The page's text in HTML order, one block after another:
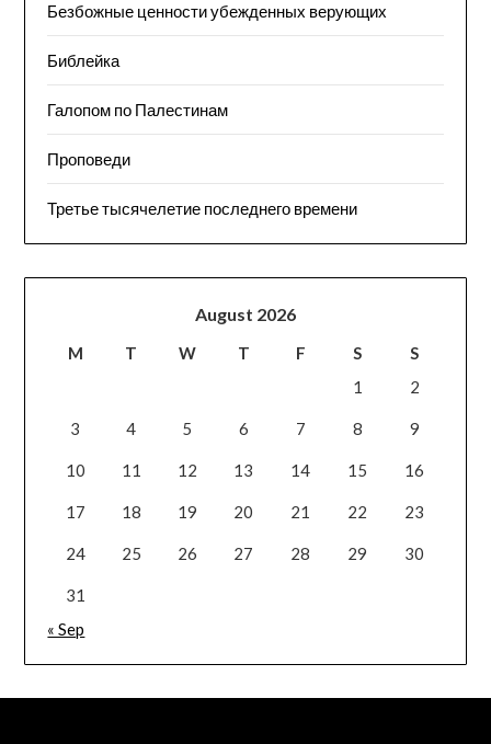
Безбожные ценности убежденных верующих
Библейка
Галопом по Палестинам
Проповеди
Третье тысячелетие последнего времени
August 2026
M T W T F S
S
1
2
3 4 5 6 7 8 9
10 11 12 13 14 15 16
17 18 19 20 21 22 23
24 25 26 27 28 29 30
31
« Sep